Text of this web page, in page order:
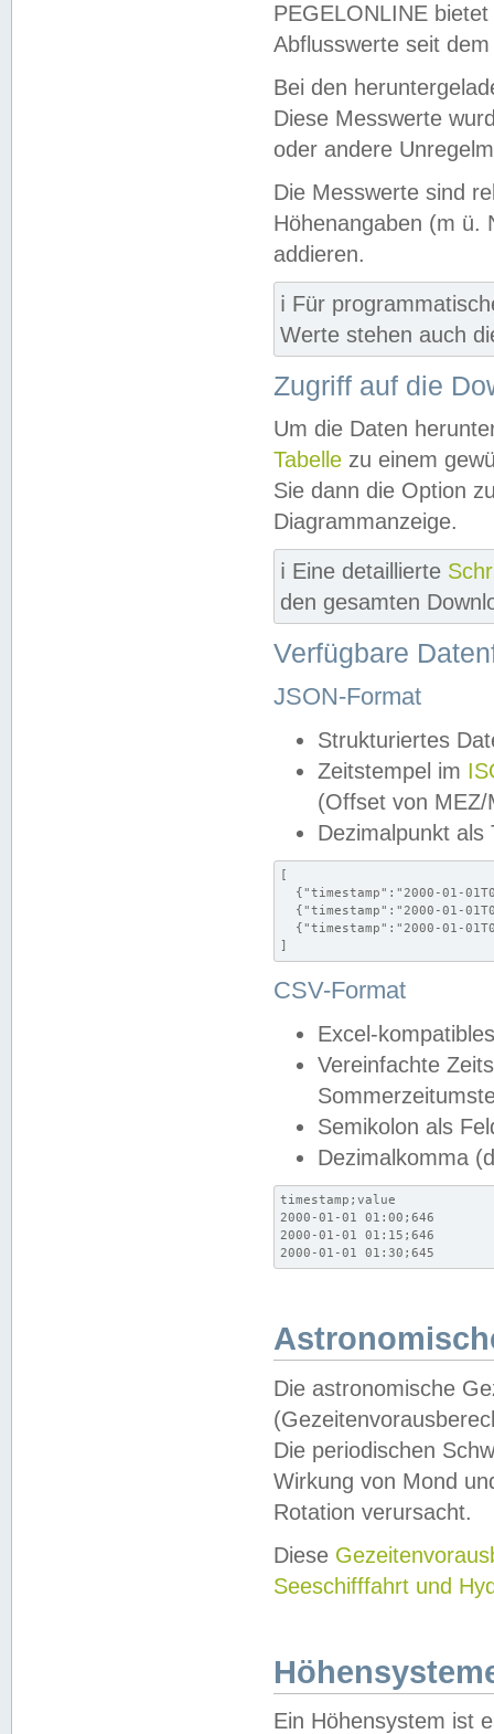
PEGELONLINE
Abflusswerte seit
Bei den
Diese Messwerte
oder andere
Die Messwerte sind
Höhenangaben (m ü.
addieren.
ℹ️ Für
Werte stehen auch
Zugriff auf die
Um die Daten
Tabelle zu einem
Sie dann die Option
Diagrammanzeige.
ℹ️ Eine detaillierte
den gesamten
Verfügbare
JSON-Format
Strukturiertes
Zeitstempel im
(Offset von MEZ/
Dezimalpunkt als
[
{"timestamp":"2000-01-
{"timestamp":"2000-01-
{"timestamp":"2000-01-
]
CSV-Format
Excel-
Vereinfachte
Semikolon als
Dezimalkomma
timestamp;value
2000-01-01 01:00;646
2000-01-01 01:15;646
2000-01-01 01:30;645
Die astronomische
Die periodischen
Wirkung von Mond
Rotation verursacht.
Diese
Seeschifffahrt und
Ein Höhensystem ist